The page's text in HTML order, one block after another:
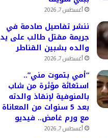
أغسطس 7, 2026
ننشر تفاصيل صادمة في
جريمة مقتل طالب على يد
والده بشبين القناطر
أغسطس 7, 2026
“أمي بتموت مني”..
استغاثة مؤثرة من شاب
بالمنوفية لإنقاذ والدته
بعد 5 سنوات من المعاناة
مع ورم غامض.. فيديو
أغسطس 7, 2026